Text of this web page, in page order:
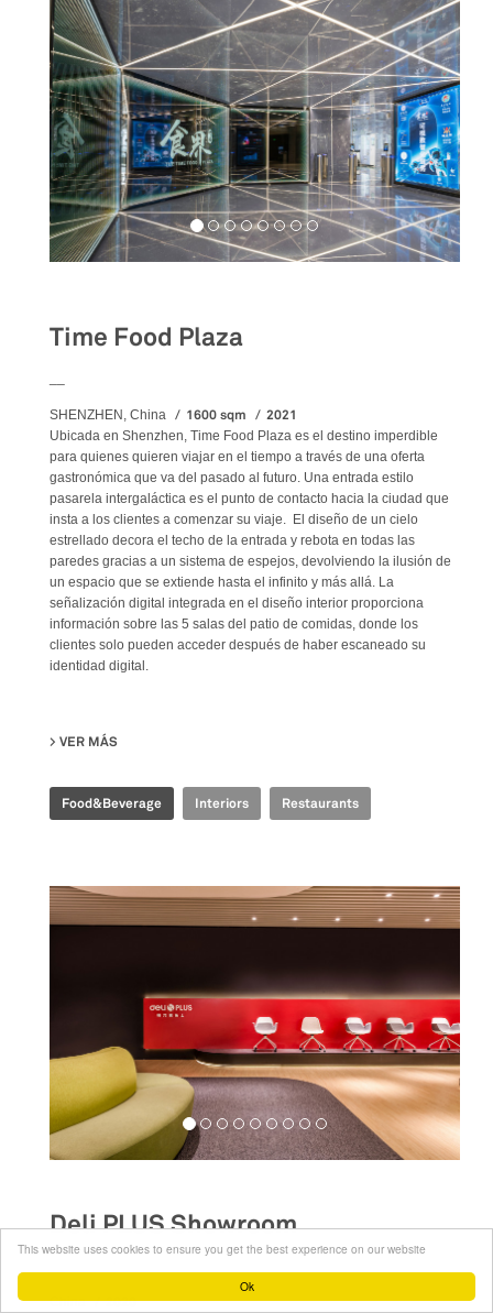
Ok
This website uses cookies to ensure you get the best experience on our website
Time Food Plaza
SHENZHEN, China 1600 sqm 2021
Ubicada en Shenzhen, Time Food Plaza es el destino imperdible
para quienes quieren viajar en el tiempo a través de una oferta
gastronómica que va del pasado al futuro. Una entrada estilo
pasarela intergaláctica es el punto de contacto hacia la ciudad que
insta a los clientes a comenzar su viaje. El diseño de un cielo
estrellado decora el techo de la entrada y rebota en todas las
paredes gracias a un sistema de espejos, devolviendo la ilusión de
un espacio que se extiende hasta el infinito y más allá. La
señalización digital integrada en el diseño interior proporciona
información sobre las 5 salas del patio de comidas, donde los
clientes solo pueden acceder después de haber escaneado su
identidad digital.
VER MÁS
Food&Beverage Interiors Restaurants
Deli PLUS Showroom
China 2020